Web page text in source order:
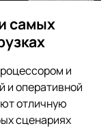
самых
и
и оперативной
отличную
сценариях